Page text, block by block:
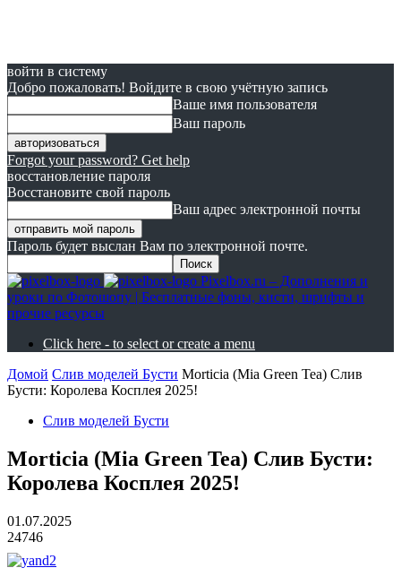
войти в систему
Добро пожаловать! Войдите в свою учётную запись
Ваше имя пользователя
Ваш пароль
Forgot your password? Get help
восстановление пароля
Восстановите свой пароль
Ваш адрес электронной почты
Пароль будет выслан Вам по электронной почте.
Pixelbox.ru – Дополнения и
уроки по Фотошопу | Бесплатные фоны, кисти, шрифты и
прочие ресурсы
Click here - to select or create a menu
Домой Слив моделей Бусти Morticia (Mia Green Tea) Слив
Бусти: Королева Косплея 2025!
Слив моделей Бусти
Morticia (Mia Green Tea) Слив Бусти:
Королева Косплея 2025!
01.07.2025
24746